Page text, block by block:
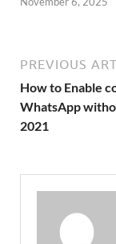
PREVIOUS
How to Enable
WhatsApp
2021